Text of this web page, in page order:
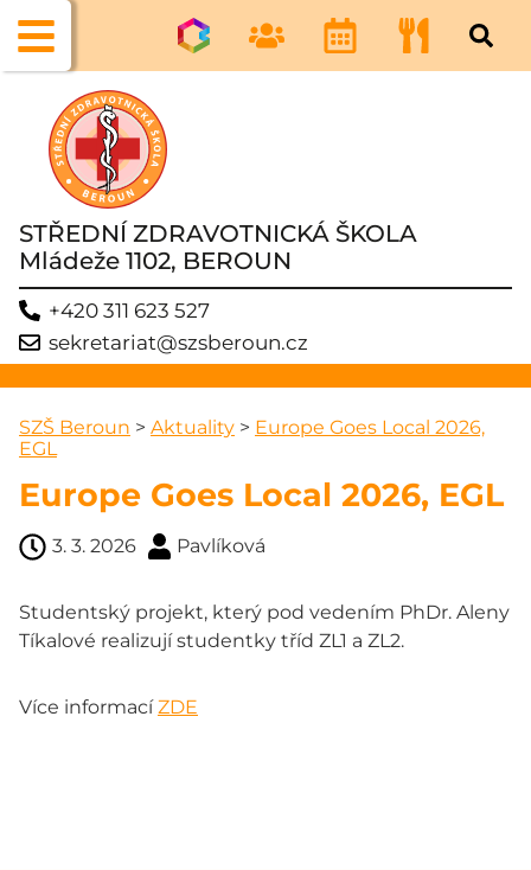
STŘEDNÍ ZDRAVOTNICKÁ ŠKOLA
Mládeže 1102, BEROUN
+420 311 623 527
sekretariat@szsberoun.cz
SZŠ Beroun > Aktuality > Europe Goes Local 2026,
EGL
Europe Goes Local 2026, EGL
3. 3. 2026 Pavlíková
Studentský projekt, který pod vedením PhDr. Aleny
Tíkalové realizují studentky tříd ZL1 a ZL2.
Více informacíZDE